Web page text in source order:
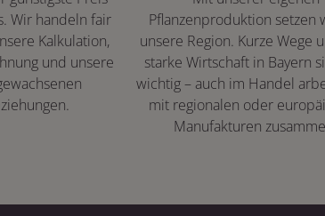
Wir handeln fair
Kalkulation,
und unsere
Pflanzenproduktion setzen
unsere Region. Kurze Wege
starke Wirtschaft in Bayern
wichtig – auch im Handel
mit regionalen oder
Manufakturen